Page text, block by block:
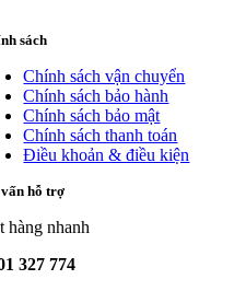
sách
Chính sách vận chuyển
Chính sách bảo hành
Chính sách bảo mật
Chính sách thanh toán
Điều khoản & điều kiện
hỗ trợ
hàng nhanh
327 774